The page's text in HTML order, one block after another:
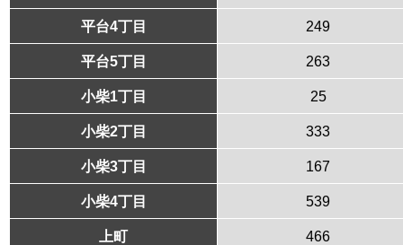
平台4丁目 249
平台5丁目 263
小柴1丁目 25
小柴2丁目 333
小柴3丁目 167
小柴4丁目 539
上町 466